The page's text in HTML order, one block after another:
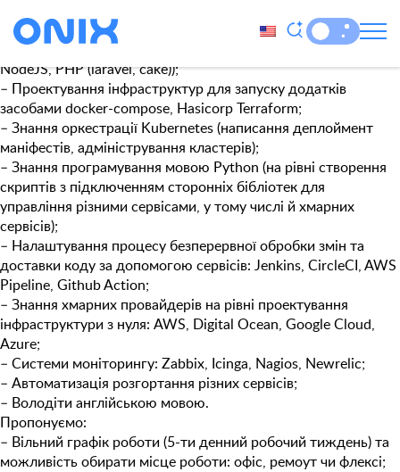
Необхідно:
– Знання принципів докеризації додатків (React, VueJS,
NodeJS, PHP (laravel, cake));
– Проектування інфраструктур для запуску додатків
засобами docker-compose, Hasicorp Terraform;
– Знання оркестрації Kubernetes (написання деплоймент
маніфестів, адміністрування кластерів);
– Знання програмування мовою Python (на рівні створення
скриптів з підключенням сторонніх бібліотек для
управління різними сервісами, у тому числі й хмарних
сервісів);
– Налаштування процесу безперервної обробки змін та
доставки коду за допомогою сервісів: Jenkins, CircleCI, AWS
Pipeline, Github Action;
– Знання хмарних провайдерів на рівні проектування
інфраструктури з нуля: AWS, Digital Ocean, Google Cloud,
Azure;
– Системи моніторингу: Zabbix, Icinga, Nagios, Newrelic;
– Автоматизація розгортання різних сервісів;
– Володіти англійською мовою.
Пропонуємо:
– Вільний графік роботи (5-ти денний робочий тиждень) та
можливість обирати місце роботи: офіс, ремоут чи флексі;